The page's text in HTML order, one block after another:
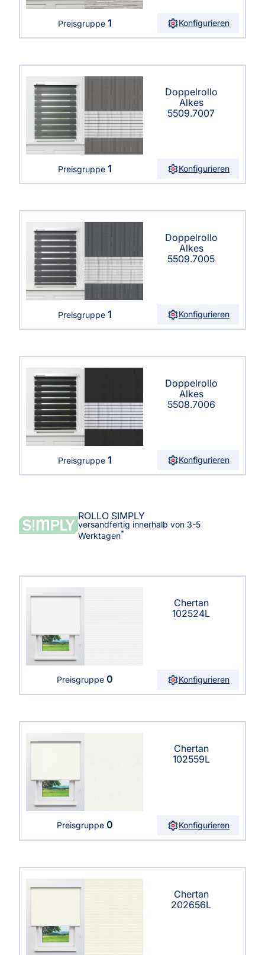
Preisgruppe 1 Konfigurieren
Doppelrollo
Alkes
5509.7007
Preisgruppe 1 Konfigurieren
Doppelrollo
Alkes
5509.7005
Preisgruppe 1 Konfigurieren
Doppelrollo
Alkes
5508.7006
Preisgruppe 1 Konfigurieren
ROLLO SIMPLY
versandfertig innerhalb von 3-5
Werktagen*
Chertan
102524L
Preisgruppe 0 Konfigurieren
Chertan
102559L
Preisgruppe 0 Konfigurieren
Chertan
202656L